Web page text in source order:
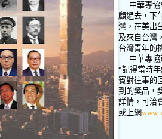
中華專
顧過去，下
灣，在美出
及來自台灣
台灣青年的
中華專
“記得當時
賓對往事的
到的獎品，
詳情，可洽
或上網